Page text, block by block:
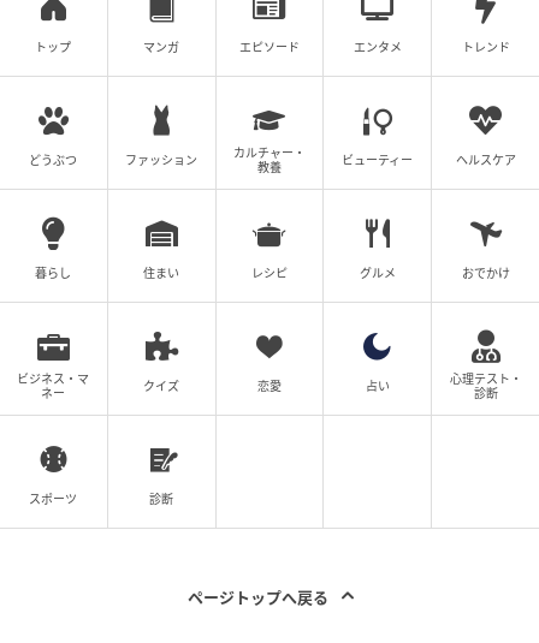
調査実施日：2026年6月2日
調査対象：全国10代〜60代
有効回答数：300名
次の記事
#1 送迎のバスから「娘が降りてきてませ
トップ マンガ エピソード エンタメ トレンド
どうぶつ ファッション
カルチャー・
教養
ビューティー ヘルスケア
暮らし 住まい レシピ グルメ おでかけ
ビジネス・マ
ネー
クイズ 恋愛 占い
心理テスト・
診断
スポーツ 診断
ページトップへ戻る